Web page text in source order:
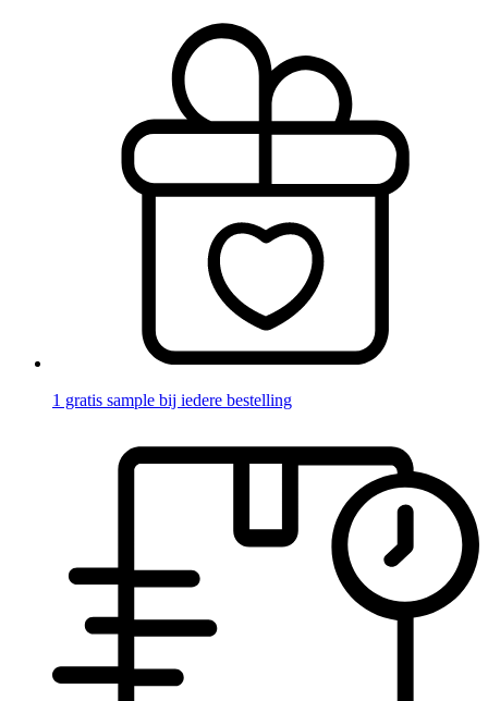
1 gratis sample bij iedere bestelling